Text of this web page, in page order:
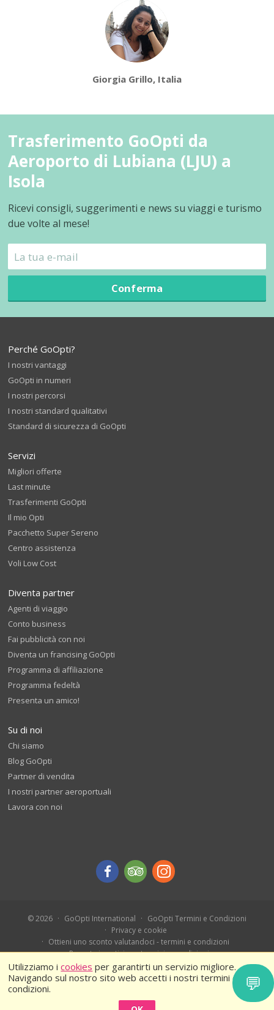
Utilizziamo icookies per garantirti un servizio migliore.
Navigando sul nostro sito web accetti i nostri termini e
condizioni.
Giorgia Grillo, Italia
Trasferimento GoOpti da
Aeroporto di Lubiana (LJU) a
Isola
Ricevi consigli, suggerimenti e news su viaggi e turismo
due volte al mese!
Conferma
Perché GoOpti?
I nostri vantaggi
GoOpti in numeri
I nostri percorsi
I nostri standard qualitativi
Standard di sicurezza di GoOpti
Servizi
Migliori offerte
Last minute
Trasferimenti GoOpti
Il mio Opti
Pacchetto Super Sereno
Centro assistenza
Voli Low Cost
Diventa partner
Agenti di viaggio
Conto business
Fai pubblicità con noi
Diventa un francising GoOpti
Programma di affiliazione
Programma fedeltà
Presenta un amico!
Su di noi
Chi siamo
Blog GoOpti
Partner di vendita
I nostri partner aeroportuali
Lavora con noi
© 2026 GoOpti International
GoOpti Termini e Condizioni
Privacy e cookie
Ottieni uno sconto valutandoci - termini e condizioni
Prenota in anticipo - termini e condizioni
Ferragosto 2026 – Termini e condizioni
💬